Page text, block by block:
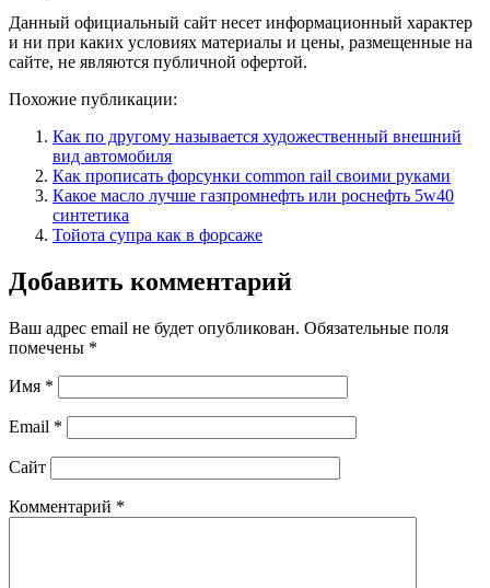
Данный официальный сайт несет информационный характер
и ни при каких условиях материалы и цены, размещенные на
сайте, не являются публичной офертой.
Похожие публикации:
Как по другому называется художественный внешний
вид автомобиля
Как прописать форсунки common rail своими руками
Какое масло лучше газпромнефть или роснефть 5w40
синтетика
Тойота супра как в форсаже
Добавить комментарий
Ваш адрес email не будет опубликован. Обязательные поля
помечены *
Имя *
Email *
Сайт
Комментарий *